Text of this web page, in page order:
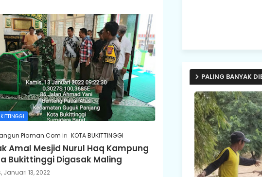
Piaman.Com KOTA BUKITTINGGI
Amal Mesjid Nurul Haq Kampung
Bukittinggi Digasak Maling
Januari 13, 2022
PALING BANYAK